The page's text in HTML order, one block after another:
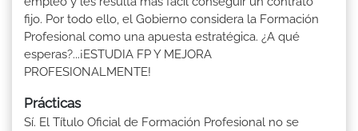
fijo. Por todo ello, el Gobierno considera la Formación
Profesional como una apuesta estratégica. ¿A qué
esperas?...¡ESTUDIA FP Y MEJORA
PROFESIONALMENTE!
Prácticas
Sí. El Título Oficial de Formación Profesional no se